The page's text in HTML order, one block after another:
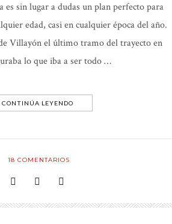
es sin lugar a dudas un plan perfecto para
edad, casi en cualquier época del año.
Villayón el último tramo del trayecto en
lo que iba a ser todo …
CONTINÚA LEYENDO
18 COMENTARIOS